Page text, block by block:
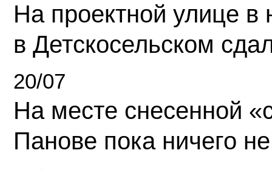
На проектной улице
в Детскосельском
20/07
На месте снесенной
Панове пока ничего